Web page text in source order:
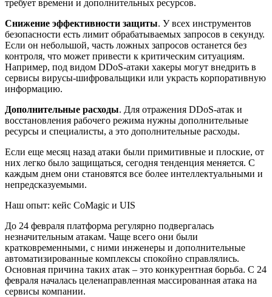
требует времени и дополнительных ресурсов.
Снижение эффективности защиты. У всех инструментов
безопасности есть лимит обрабатываемых запросов в секунду.
Если он небольшой, часть ложных запросов останется без
контроля, что может привести к критическим ситуациям.
Например, под видом DDoS-атаки хакеры могут внедрить в
сервисы вирусы-шифровальщики или украсть корпоративную
информацию.
Дополнительные расходы. Для отражения DDoS-атак и
восстановления рабочего режима нужны дополнительные
ресурсы и специалисты, а это дополнительные расходы.
Если еще месяц назад атаки были примитивные и плоские, от
них легко было защищаться, сегодня тенденция меняется. С
каждым днем они становятся все более интеллектуальными и
непредсказуемыми.
Наш опыт: кейс СoMagic и UIS
До 24 февраля платформа регулярно подвергалась
незначительным атакам. Чаще всего они были
кратковременными, с ними инженеры и дополнительные
автоматизированные комплексы спокойно справлялись.
Основная причина таких атак – это конкурентная борьба. С 24
февраля началась целенаправленная массированная атака на
сервисы компании.